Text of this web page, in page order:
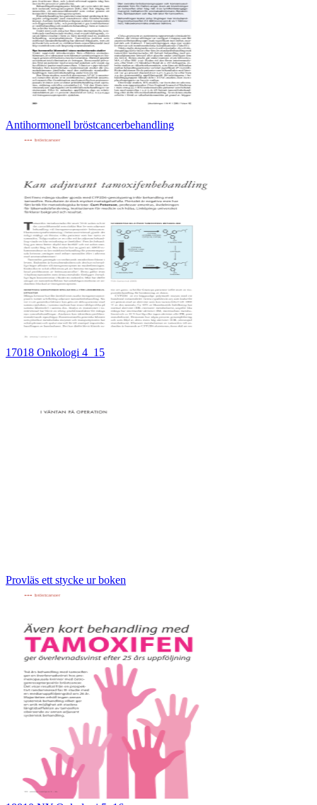
Antihormonell bröstcancerbehandling
17018 Onkologi 4_15
Provläs ett stycke ur boken